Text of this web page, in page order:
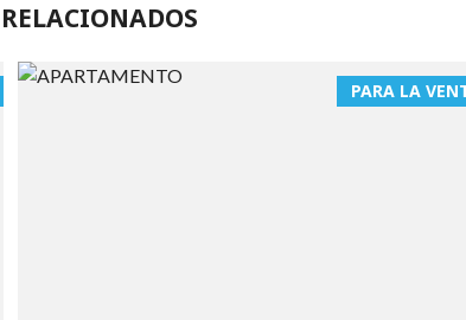
PARA LA